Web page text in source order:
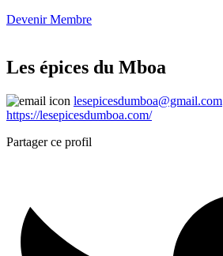
Devenir Membre
Les épices du Mboa
lesepicesdumboa@gmail.com
https://lesepicesdumboa.com/
Partager ce profil